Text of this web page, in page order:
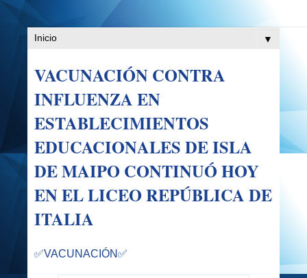
▼
VACUNACIÓN CONTRA
INFLUENZA EN
ESTABLECIMIENTOS
EDUCACIONALES DE ISLA
DE MAIPO CONTINUÓ HOY
EN EL LICEO REPÚBLICA DE
ITALIA
✅VACUNACIÓN✅